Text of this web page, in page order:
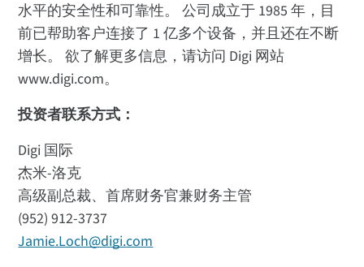
水平的安全性和可靠性。 公司成立于 1985 年，目
前已帮助客户连接了 1 亿多个设备，并且还在不断
增长。 欲了解更多信息，请访问 Digi 网站
www.digi.com。
投资者联系方式：
Digi 国际
杰米-洛克
高级副总裁、首席财务官兼财务主管
(952) 912-3737
Jamie.Loch@digi.com